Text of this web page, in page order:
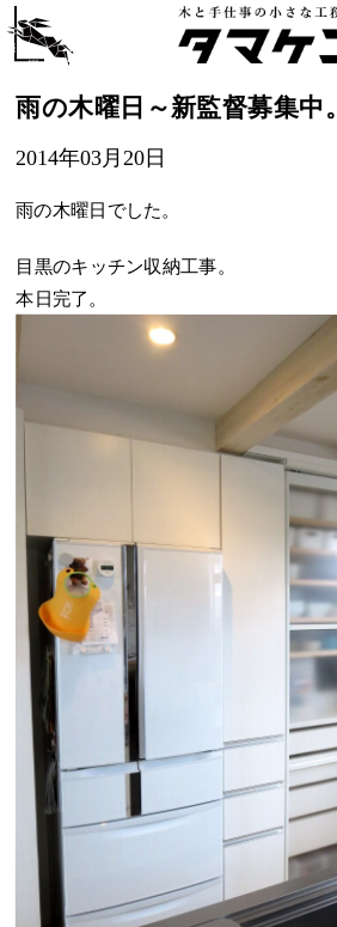
雨の木曜日～新監督募集中。
2014年03月20日
雨の木曜日でした。
目黒のキッチン収納工事。
本日完了。